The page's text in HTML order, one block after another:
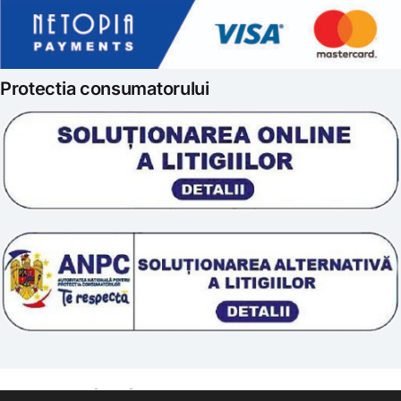
Iubim fructele
Scoala „Sanatate 5D”
Tratamente naturale
Politica de retur
Prelucrarea datelor
Termeni si conditii
Politica cookie
Protectia consumatorului
© 2011 – [year] Fundatia Simile. Toate drepturile